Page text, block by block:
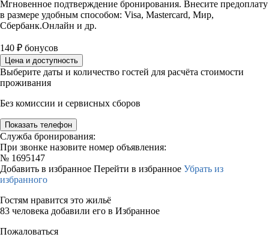
Мгновенное подтверждение бронирования. Внесите предоплату
в размере удобным способом: Visa, Mastercard, Мир,
Сбербанк.Онлайн и др.
140 ₽ бонусов
Цена и доступность
Выберите даты и количество гостей для расчёта стоимости
проживания
Без комиссии и сервисных сборов
Показать телефон
Служба бронирования:
При звонке назовите номер объявления:
№ 1695147
Добавить в избранное Перейти в избранное Убрать из
избранного
Гостям нравится это жильё
83 человека добавили его в Избранное
Пожаловаться